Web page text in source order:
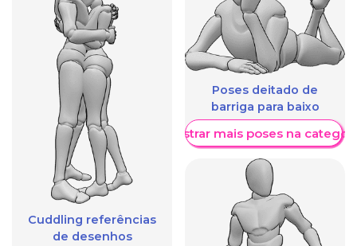
Cuddling referências
de desenhos
Poses deitado de
barriga para baixo
Mostrar mais poses na